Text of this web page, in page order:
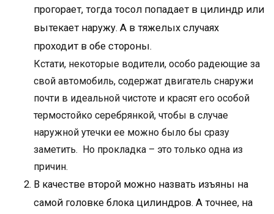
прогорает, тогда тосол попадает в цилиндр или
вытекает наружу. А в тяжелых случаях
проходит в обе стороны.
Кстати, некоторые водители, особо радеющие за
свой автомобиль, содержат двигатель снаружи
почти в идеальной чистоте и красят его особой
термостойко серебрянкой, чтобы в случае
наружной утечки ее можно было бы сразу
заметить. Но прокладка – это только одна из
причин.
В качестве второй можно назвать изъяны на
самой головке блока цилиндров. А точнее, на